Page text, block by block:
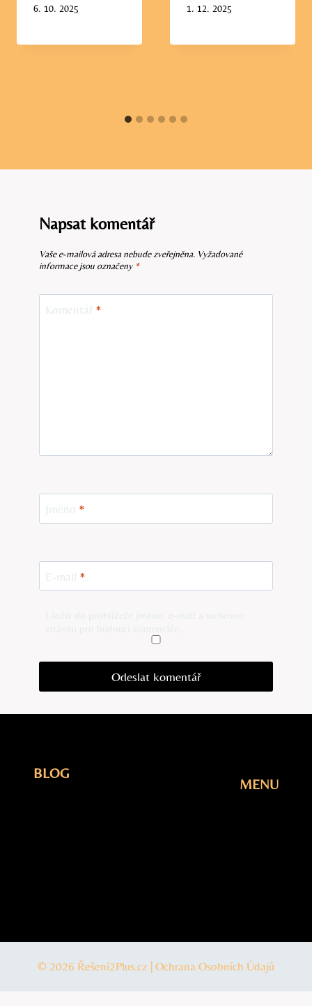
6. 10. 2025
1. 12. 2025
Napsat komentář
Vaše e-mailová adresa nebude zveřejněna. Vyžadované
informace jsou označeny *
Komentář *
Jméno *
E-mail *
BLOG
MENU
© 2026 Řešení2Plus.cz | Ochrana Osobních Údajů